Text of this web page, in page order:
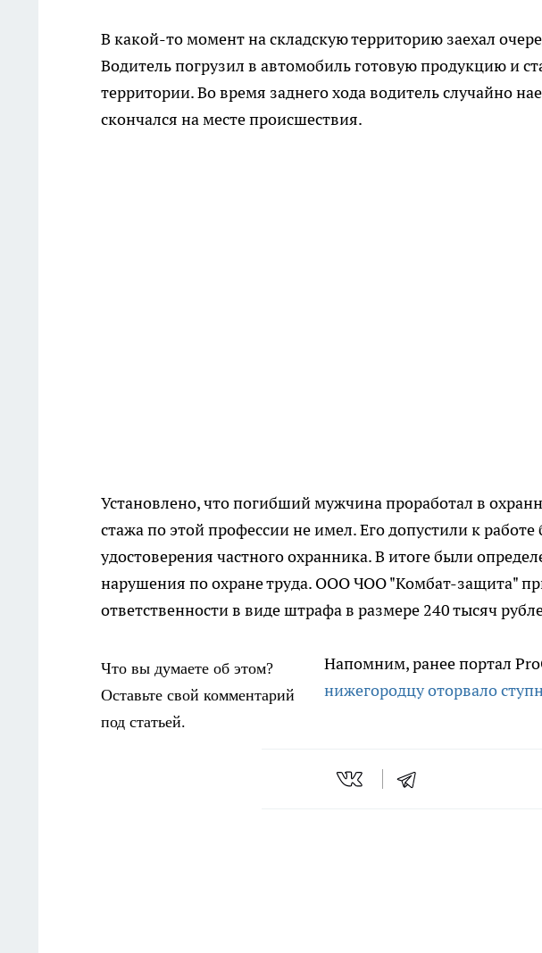
В какой-то момент на складскую территорию заехал
Водитель погрузил в автомобиль готовую продукцию и
территории. Во время заднего хода водитель случайно
скончался на месте происшествия.
Установлено, что погибший мужчина проработал в
стажа по этой профессии не имел. Его допустили к работе
удостоверения частного охранника. В итоге были
нарушения по охране труда. ООО ЧОО "Комбат-защита"
ответственности в виде штрафа в размере 240 тысяч
Что вы думаете об этом?
Оставьте свой комментарий
под статьей.
Напомним, ранее портал
нижегородцу оторвало